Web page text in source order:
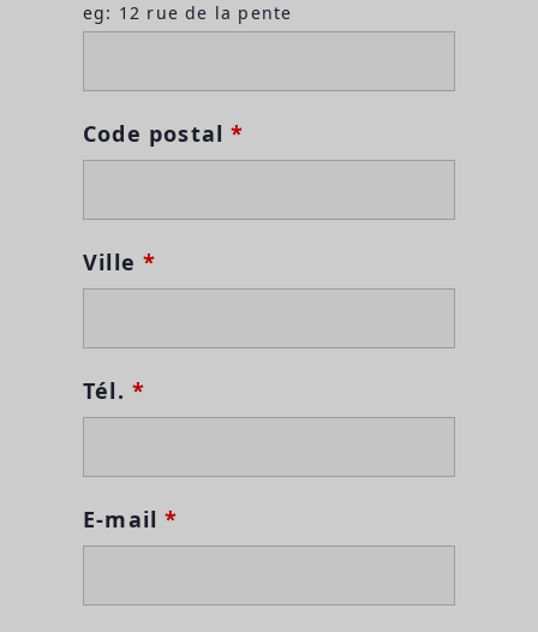
eg: 12 rue de la pente
Code postal*
Ville*
Tél. *
E-mail*